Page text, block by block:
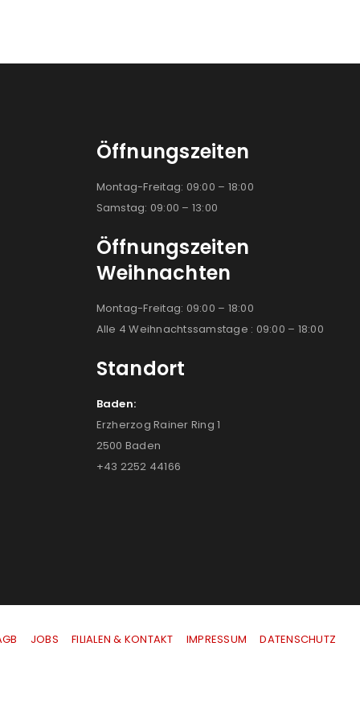
Öffnungszeiten
Montag-Freitag: 09:00 – 18:00
Samstag: 09:00 – 13:00
Öffnungszeiten
Weihnachten
Montag-Freitag: 09:00 – 18:00
Alle 4 Weihnachtssamstage : 09:00 – 18:00
Standort
Baden:
Erzherzog Rainer Ring 1
2500 Baden
+43 2252 44166
JOBS FILIALEN & KONTAKT IMPRESSUM |DATENSCHUTZ